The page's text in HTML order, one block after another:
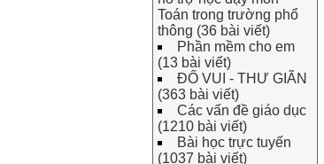
Toán trong trường phổ
thông (36 bài viết)
Phần mềm cho em
(13 bài viết)
ĐỐ VUI - THƯ GIÃN
(363 bài viết)
Các vấn đề giáo dục
(1210 bài viết)
Bài học trực tuyến
(1037 bài viết)